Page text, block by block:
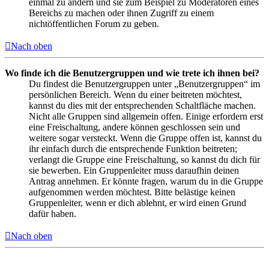
einmal zu ändern und sie zum Beispiel zu Moderatoren eines
Bereichs zu machen oder ihnen Zugriff zu einem
nichtöffentlichen Forum zu geben.
Nach oben
Wo finde ich die Benutzergruppen und wie trete ich ihnen bei?
Du findest die Benutzergruppen unter „Benutzergruppen“ im
persönlichen Bereich. Wenn du einer beitreten möchtest,
kannst du dies mit der entsprechenden Schaltfläche machen.
Nicht alle Gruppen sind allgemein offen. Einige erfordern erst
eine Freischaltung, andere können geschlossen sein und
weitere sogar versteckt. Wenn die Gruppe offen ist, kannst du
ihr einfach durch die entsprechende Funktion beitreten;
verlangt die Gruppe eine Freischaltung, so kannst du dich für
sie bewerben. Ein Gruppenleiter muss daraufhin deinen
Antrag annehmen. Er könnte fragen, warum du in die Gruppe
aufgenommen werden möchtest. Bitte belästige keinen
Gruppenleiter, wenn er dich ablehnt, er wird einen Grund
dafür haben.
Nach oben